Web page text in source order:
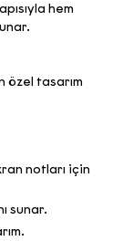
hem
özel tasarım
notları için
sunar.